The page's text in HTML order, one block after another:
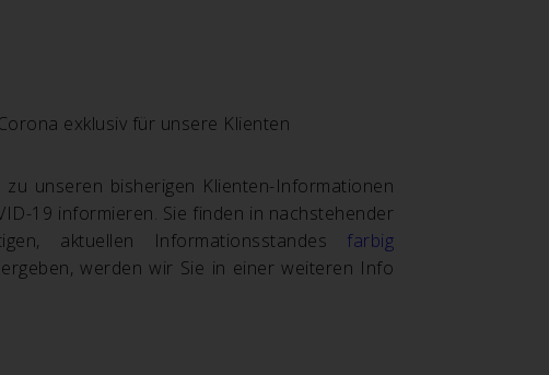
exklusiv für unsere Klienten
unseren bisherigen Klienten-Informationen
19 informieren. Sie finden in nachstehender
aktuellen Informationsstandes farbig
werden wir Sie in einer weiteren Info